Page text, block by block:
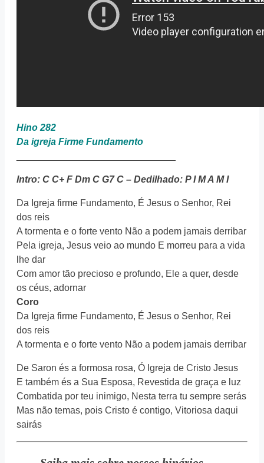
Hino 282
Da igreja Firme Fundamento
Intro: C C+ F Dm C G7 C – Dedilhado: P I M A M I
Da Igreja firme Fundamento, É Jesus o Senhor, Rei
dos reis
A tormenta e o forte vento Não a podem jamais derribar
Pela igreja, Jesus veio ao mundo E morreu para a vida
lhe dar
Com amor tão precioso e profundo, Ele a quer, desde
os céus, adornar
Coro
Da Igreja firme Fundamento, É Jesus o Senhor, Rei
dos reis
A tormenta e o forte vento Não a podem jamais derribar
De Saron és a formosa rosa, Ó Igreja de Cristo Jesus
E também és a Sua Esposa, Revestida de graça e luz
Combatida por teu inimigo, Nesta terra tu sempre serás
Mas não temas, pois Cristo é contigo, Vitoriosa daqui
sairás